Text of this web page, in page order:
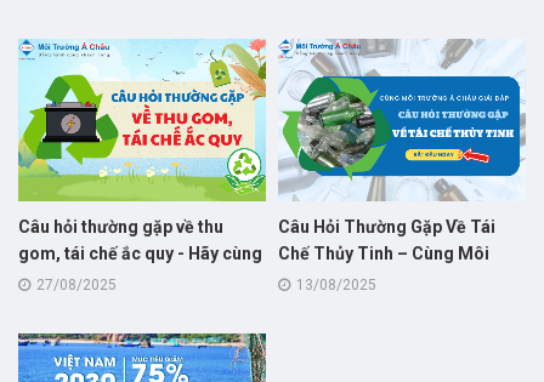
Nẵng
Câu hỏi thường gặp về thu
gom, tái chế ắc quy - Hãy cùng
Môi Trường Á Châu giải đáp!
27/08/2025
Câu Hỏi Thường Gặp Về Tái
Chế Thủy Tinh – Cùng Môi
Trường Á Châu Giải Đáp!
13/08/2025